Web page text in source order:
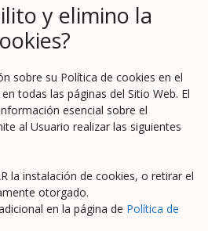
y elimino la
sobre su Política de cookies en el
todas las páginas del Sitio Web. El
esencial sobre el
al Usuario realizar las siguientes
la instalación de cookies, o retirar el
otorgado.
en la página de Política de